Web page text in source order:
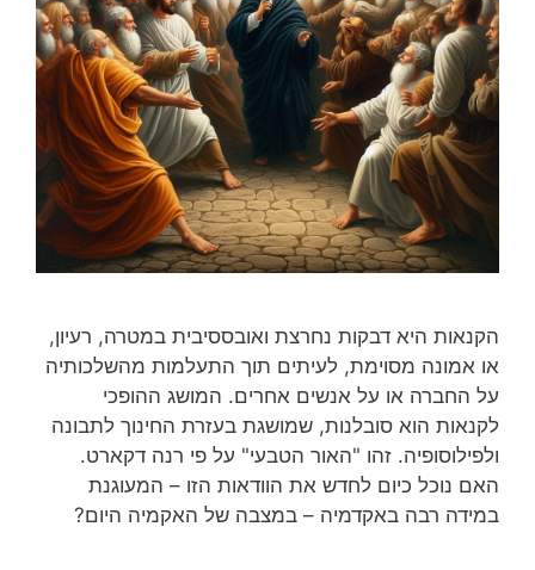
הקנאות היא דבקות נחרצת ואובססיבית במטרה, רעיון,
או אמונה מסוימת, לעיתים תוך התעלמות מהשלכותיה
על החברה או על אנשים אחרים. המושג ההופכי
לקנאות הוא סובלנות, שמושגת בעזרת החינוך לתבונה
ולפילוסופיה. זהו "האור הטבעי" על פי רנה דקארט.
האם נוכל כיום לחדש את הוודאות הזו – המעוגנת
במידה רבה באקדמיה – במצבה של האקמיה היום?